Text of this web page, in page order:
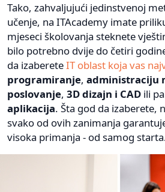
Tako, zahvaljujući jedinstvenoj
učenje, na ITAcademy imate
mjeseci školovanja steknete
bilo potrebno dvije do četiri
da izabereteIT oblast koja vas
programiranje, administraciju
poslovanje, 3D dizajn i CAD ili
aplikacija. Šta god da izaberete,
svako od ovih zanimanja
visoka primanja - od samog